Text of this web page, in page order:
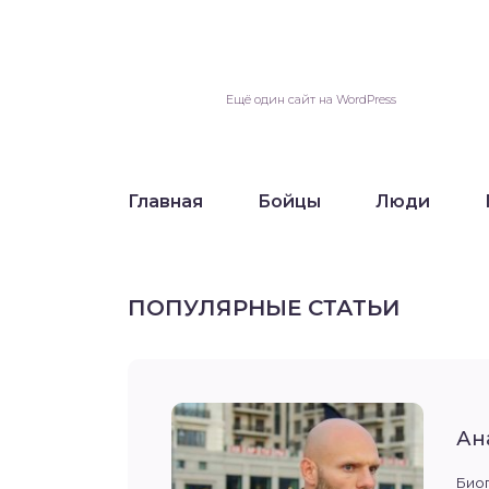
Ещё один сайт на WordPress
Главная Бойцы Люди
ПОПУЛЯРНЫЕ СТАТЬИ